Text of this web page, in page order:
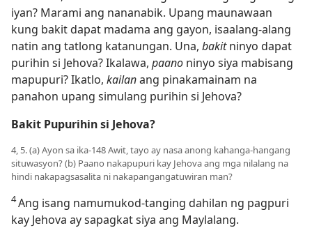
iyan? Marami ang nananabik. Upang maunawaan
kung bakit dapat madama ang gayon, isaalang-alang
natin ang tatlong katanungan. Una, bakitninyo dapat
purihin si Jehova? Ikalawa, paano ninyo siya mabisang
mapupuri? Ikatlo, kailanang pinakamainam na
panahon upang simulang purihin si Jehova?
Bakit Pupurihin si Jehova?
4, 5. (a) Ayon sa ika-148 Awit, tayo ay nasa anong kahanga-hangang
situwasyon? (b) Paano nakapupuri kay Jehova ang mga nilalang na
hindi nakapagsasalita ni nakapangangatuwiran man?
4Ang isang namumukod-tanging dahilan ng pagpuri
kay Jehova ay sapagkat siya ang Maylalang.